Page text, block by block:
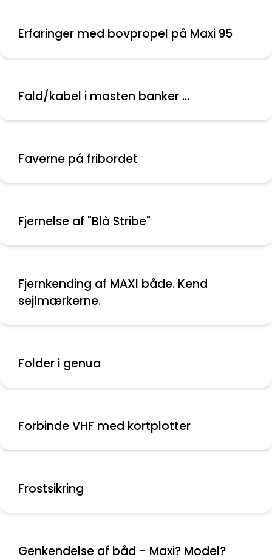
Erfaringer med bovpropel på Maxi 95
Fald/kabel i masten banker ...
Faverne på fribordet
Fjernelse af "Blå Stribe"
Fjernkending af MAXI både. Kend
sejlmærkerne.
Folder i genua
Forbinde VHF med kortplotter
Frostsikring
Genkendelse af båd - Maxi? Model?